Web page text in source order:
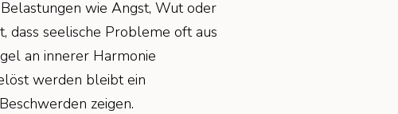
wie Angst, Wut oder
dass seelische Probleme oft aus
an innerer Harmonie
werden bleibt ein
zeigen.